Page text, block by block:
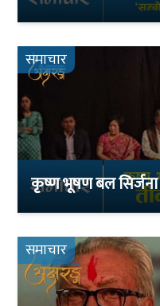
समाचार
कृष्ण भूषण बल सिर्जना
समाचार